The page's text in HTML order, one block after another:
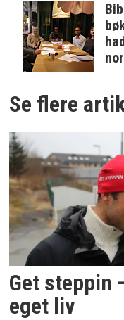
Se flere
Get steppin
eget liv